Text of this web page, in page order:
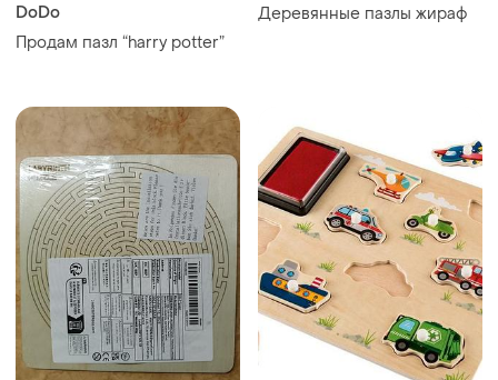
DoDo
Продам пазл “harry potter”
Деревянные пазлы жираф